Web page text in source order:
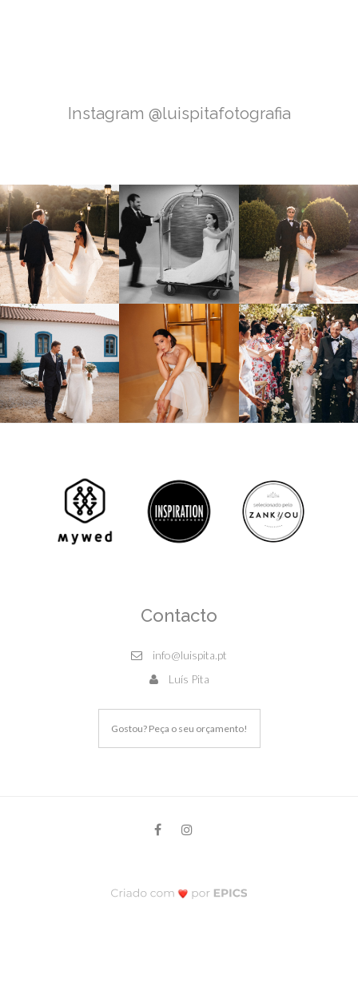
Instagram @luispitafotografia
Contacto
info@luispita.pt
Luís Pita
Gostou? Peça o seu orçamento!